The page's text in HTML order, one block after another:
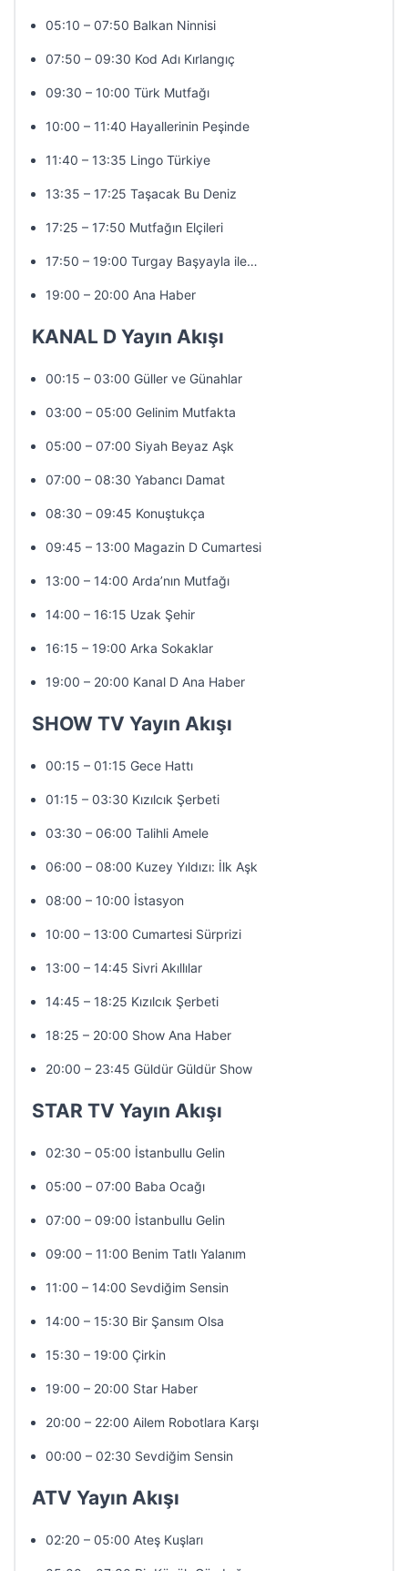
05:10 – 07:50 Balkan Ninnisi
07:50 – 09:30 Kod Adı Kırlangıç
09:30 – 10:00 Türk Mutfağı
10:00 – 11:40 Hayallerinin Peşinde
11:40 – 13:35 Lingo Türkiye
13:35 – 17:25 Taşacak Bu Deniz
17:25 – 17:50 Mutfağın Elçileri
17:50 – 19:00 Turgay Başyayla ile…
19:00 – 20:00 Ana Haber
KANAL D Yayın Akışı
00:15 – 03:00 Güller ve Günahlar
03:00 – 05:00 Gelinim Mutfakta
05:00 – 07:00 Siyah Beyaz Aşk
07:00 – 08:30 Yabancı Damat
08:30 – 09:45 Konuştukça
09:45 – 13:00 Magazin D Cumartesi
13:00 – 14:00 Arda’nın Mutfağı
14:00 – 16:15 Uzak Şehir
16:15 – 19:00 Arka Sokaklar
19:00 – 20:00 Kanal D Ana Haber
SHOW TV Yayın Akışı
00:15 – 01:15 Gece Hattı
01:15 – 03:30 Kızılcık Şerbeti
03:30 – 06:00 Talihli Amele
06:00 – 08:00 Kuzey Yıldızı: İlk Aşk
08:00 – 10:00 İstasyon
10:00 – 13:00 Cumartesi Sürprizi
13:00 – 14:45 Sivri Akıllılar
14:45 – 18:25 Kızılcık Şerbeti
18:25 – 20:00 Show Ana Haber
20:00 – 23:45 Güldür Güldür Show
STAR TV Yayın Akışı
02:30 – 05:00 İstanbullu Gelin
05:00 – 07:00 Baba Ocağı
07:00 – 09:00 İstanbullu Gelin
09:00 – 11:00 Benim Tatlı Yalanım
11:00 – 14:00 Sevdiğim Sensin
14:00 – 15:30 Bir Şansım Olsa
15:30 – 19:00 Çirkin
19:00 – 20:00 Star Haber
20:00 – 22:00 Ailem Robotlara Karşı
00:00 – 02:30 Sevdiğim Sensin
ATV Yayın Akışı
02:20 – 05:00 Ateş Kuşları